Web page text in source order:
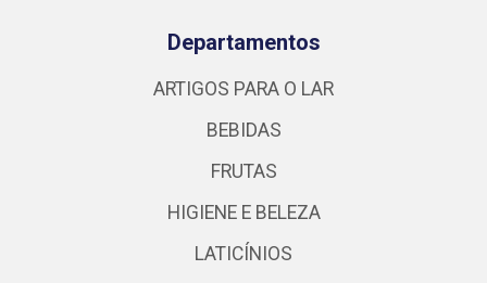
Departamentos
ARTIGOS PARA O LAR
BEBIDAS
FRUTAS
HIGIENE E BELEZA
LATICÍNIOS